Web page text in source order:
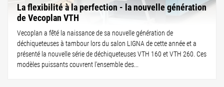
La flexibilité à la perfection - la nouvelle génération
de Vecoplan VTH
Vecoplan a fêté la naissance de sa nouvelle génération de
déchiqueteuses à tambour lors du salon LIGNA de cette année et a
présenté la nouvelle série de déchiqueteuses VTH 160 et VTH 260. Ces
modèles puissants couvrent l'ensemble des...